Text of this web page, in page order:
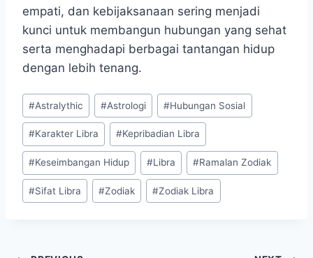
empati, dan kebijaksanaan sering menjadi
kunci untuk membangun hubungan yang sehat
serta menghadapi berbagai tantangan hidup
dengan lebih tenang.
Post
Tags:
#Astralythic #Astrologi #Hubungan Sosial
#Karakter Libra #Kepribadian Libra
#Keseimbangan Hidup #Libra #Ramalan Zodiak
#Sifat Libra #Zodiak #Zodiak Libra